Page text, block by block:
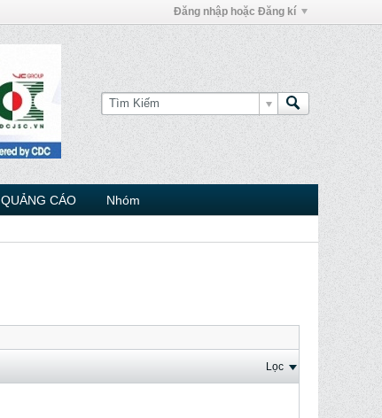
Đăng nhập hoặc Đăng kí
CÁO Nhóm
Lọc